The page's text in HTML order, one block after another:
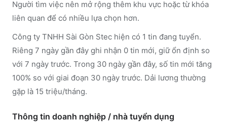
Người tìm việc nên mở rộng thêm khu vực hoặc từ khóa
liên quan để có nhiều lựa chọn hơn.
Công ty TNHH Sài Gòn Stec hiện có 1 tin đang tuyển.
Riêng 7 ngày gần đây ghi nhận 0 tin mới, giữ ổn định so
với 7 ngày trước. Trong 30 ngày gần đây, số tin mới tăng
100% so với giai đoạn 30 ngày trước. Dải lương thường
gặp là 15 triệu/tháng.
Thông tin doanh nghiệp / nhà tuyển dụng